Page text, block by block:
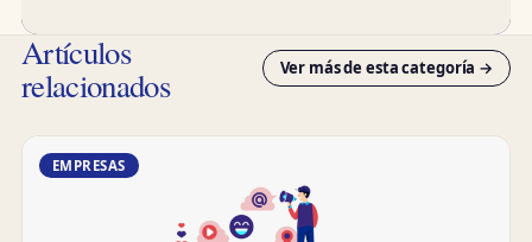
Artículos
relacionados Ver más de esta categoría →
EMPRESAS